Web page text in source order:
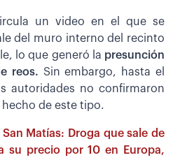
un video en el que se
del muro interno del recinto
lo que generó la presunción
reos. Sin embargo, hasta el
autoridades no confirmaron
de este tipo.
Matías: Droga que sale de
su precio por 10 en Europa,